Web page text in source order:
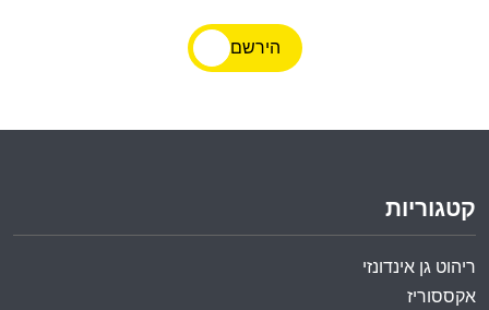
הירשם
קטגוריות
ריהוט גן אינדונזי
אקססוריז